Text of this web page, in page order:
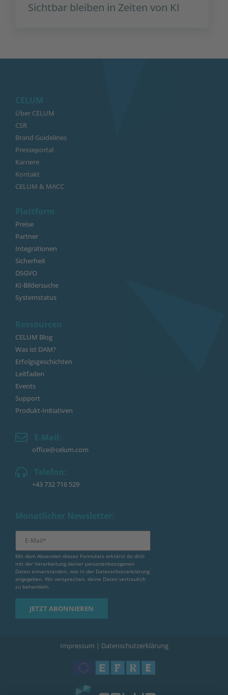
Sichtbar bleiben in Zeiten von KI
CELUM
Über CELUM
CSR
Brand Guidelines
Presseportal
Karriere
Kontakt
CELUM & MACC
Plattform
Preise
Partner
Integrationen
Sicherheit
DSGVO
KI-Bildersuche
Systemstatus
Ressourcen
CELUM Blog
Was ist DAM?
Erfolgsgeschichten
Leitfaden
Events
Support
Produkt-Initiativen
E-Mail:
office@celum.com
Telefon:
+43 732 716 529
Monatlicher Newsletter:
Mit dem Absenden dieses Formulars erklärst du dich
mit der Verarbeitung deiner personenbezogenen
Daten einverstanden, wie in der Datenschutzerklärung
angegeben. Wir versprechen, deine Daten vertraulich
zu behandeln.
Impressum | Datenschutzerklärung